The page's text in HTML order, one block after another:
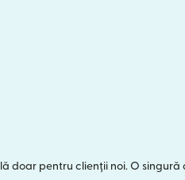
doar pentru clienții noi. O